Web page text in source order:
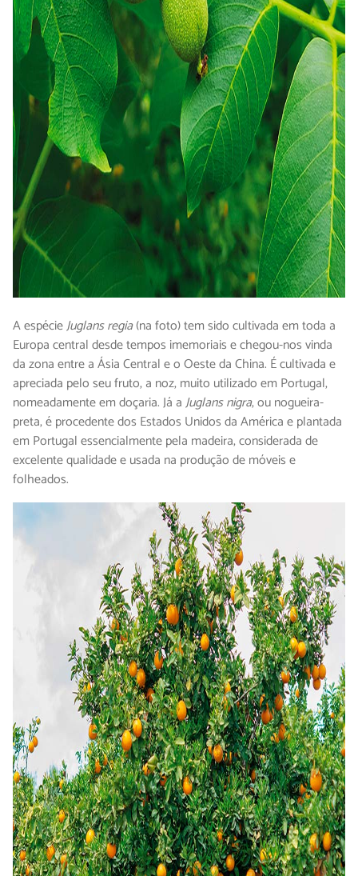
A espécieJuglans regia(na foto) tem sido cultivada em toda a
Europa central desde tempos imemoriais e chegou-nos vinda
da zona entre a Ásia Central e o Oeste da China. É cultivada e
apreciada pelo seu fruto, a noz, muito utilizado em Portugal,
nomeadamente em doçaria. Já aJuglans nigra, ou nogueira-
preta, é procedente dos Estados Unidos da América e plantada
em Portugal essencialmente pela madeira, considerada de
excelente qualidade e usada na produção de móveis e
folheados.